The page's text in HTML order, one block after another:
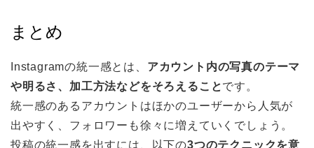
まとめ
Instagramの統一感とは、 アカウント内の写真のテーマ
や明るさ、加工方法などをそろえることです。
統一感のあるアカウントはほかのユーザーから人気が
出やすく、フォロワーも徐々に増えていくでしょう。
投稿の統一感を出すには、以下の3つのテクニックを意